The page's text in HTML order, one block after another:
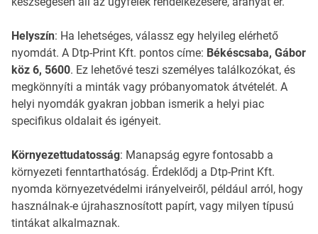
Helyszín: Ha lehetséges, válassz egy helyileg elérhető
nyomdát. A Dtp-Print Kft. pontos címe: Békéscsaba, Gábor
köz 6, 5600. Ez lehetővé teszi személyes találkozókat, és
megkönnyíti a minták vagy próbanyomatok átvételét. A
helyi nyomdák gyakran jobban ismerik a helyi piac
specifikus oldalait és igényeit.
Környezettudatosság: Manapság egyre fontosabb a
környezeti fenntarthatóság. Érdeklődj a Dtp-Print Kft.
nyomda környezetvédelmi irányelveiről, például arról, hogy
használnak-e újrahasznosított papírt, vagy milyen típusú
tintákat alkalmaznak.